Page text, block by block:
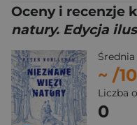
Oceny i recenzje
natury. Edycja
Średnia
~ /10
Liczba
0